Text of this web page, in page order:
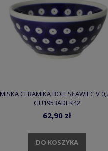
MISKA CERAMIKA BOLESŁAWIEC V
GU1953ADEK42
62,90 zł
DO KOSZYKA